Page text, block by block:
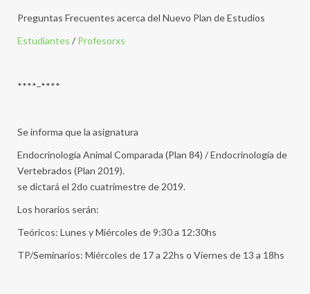
Preguntas Frecuentes acerca del Nuevo Plan de Estudios
Estudiantes / Profesorxs
****–****
Se informa que la asignatura
Endocrinología Animal Comparada (Plan 84) / Endocrinología de
Vertebrados (Plan 2019).
se dictará el 2do cuatrimestre de 2019.
Los horarios serán:
Teóricos: Lunes y Miércoles de 9:30 a 12:30hs
TP/Seminarios: Miércoles de 17 a 22hs o Viernes de 13 a 18hs